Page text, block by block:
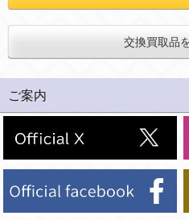
交換買取品
ご案内